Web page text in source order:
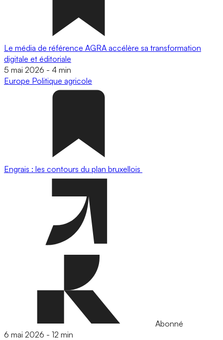
Le média de référence AGRA accélère sa transformation
digitale et éditoriale
5 mai 2026 - 4 min
Europe Politique agricole
Engrais : les contours du plan bruxellois
Abonné
6 mai 2026 - 12 min